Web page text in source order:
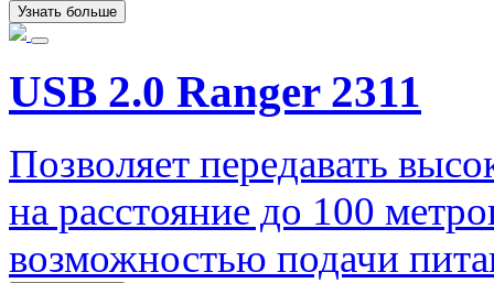
Узнать больше
USB 2.0 Ranger 2311
Позволяет передавать
на расстояние до 100
возможностью подачи